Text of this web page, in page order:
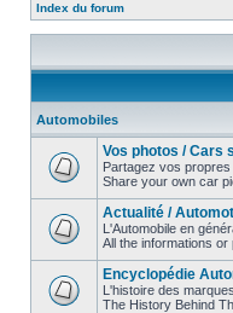
Index du forum
Automobiles
Vos photos / Cars
Partagez vos propres
Share your own car
Actualité /
L'Automobile en
All the informations or
Encyclopédie
L'histoire des
The History Behind